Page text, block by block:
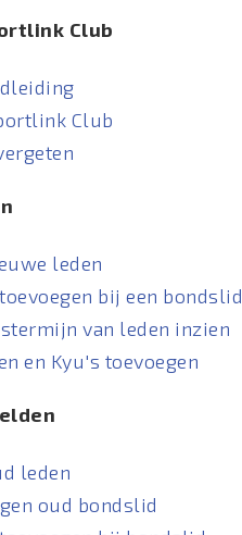
Club
Club
leden
bij een bondslid
van leden inzien
en Kyu's toevoegen
leden
oud bondslid